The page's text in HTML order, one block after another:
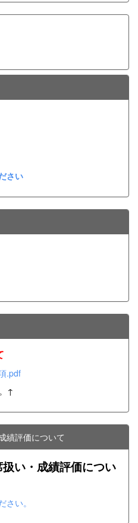
さい
.pdf
↑
績評価について
い・成績評価につい
さい。